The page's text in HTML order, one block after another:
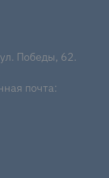
Победы, 62.
почта: